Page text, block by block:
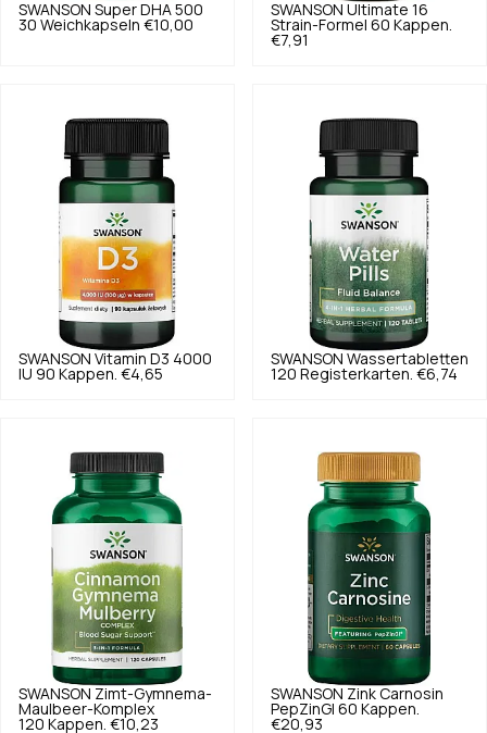
SWANSON Super DHA 500
30 Weichkapseln €10,00
SWANSON Ultimate 16
Strain-Formel 60 Kappen.
€7,91
SWANSON Vitamin D3 4000
IU 90 Kappen. €4,65
SWANSON Wassertabletten
120 Registerkarten. €6,74
SWANSON Zimt-Gymnema-
Maulbeer-Komplex
120 Kappen. €10,23
SWANSON Zink Carnosin
PepZinGI 60 Kappen.
€20,93